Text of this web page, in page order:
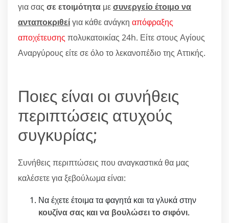
για σας σε ετοιμότητα μεσυνεργείο έτοιμο να
ανταποκριθείγια κάθε ανάγκη απόφραξης
αποχέτευσης πολυκατοικίας 24h. Είτε στους Αγίους
Αναργύρους είτε σε όλο το λεκανοπέδιο της Αττικής.
Ποιες είναι οι συνήθεις
περιπτώσεις ατυχούς
συγκυρίας;
Συνήθεις περιπτώσεις που αναγκαστικά θα μας
καλέσετε για ξεβούλωμα είναι:
Να έχετε έτοιμα τα φαγητά και τα γλυκά στην
κουζίνα σας και να βουλώσει το σιφόνι.